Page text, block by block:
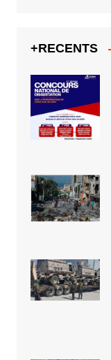
+RECENTS